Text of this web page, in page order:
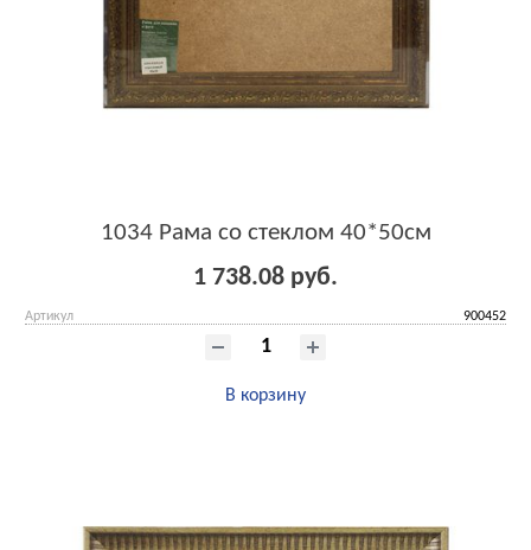
1034 Рама со стеклом 40*50см
1 738.08 руб.
Артикул 900452
В корзину